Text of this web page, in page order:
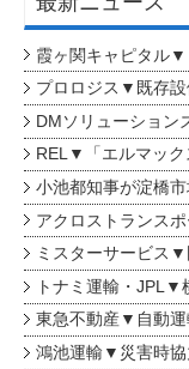
霞ヶ関キャピタル
プロロジス▼既存設
DMソリューション
REL▼「エルマック
小池都知事が淀橋
アクロストランス
ミスターサービス
トナミ運輸・JPL▼
東急不動産▼自動運
鴻池運輸▼災害時協